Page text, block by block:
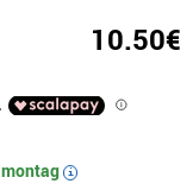
10.50€
montag i